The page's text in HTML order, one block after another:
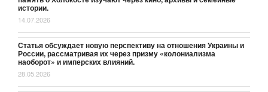
истории.
14.07.2026
Статья обсуждает новую перспективу на отношения Украины и
России, рассматривая их через призму «колониализма
наоборот» и имперских влияний.
28.05.2026